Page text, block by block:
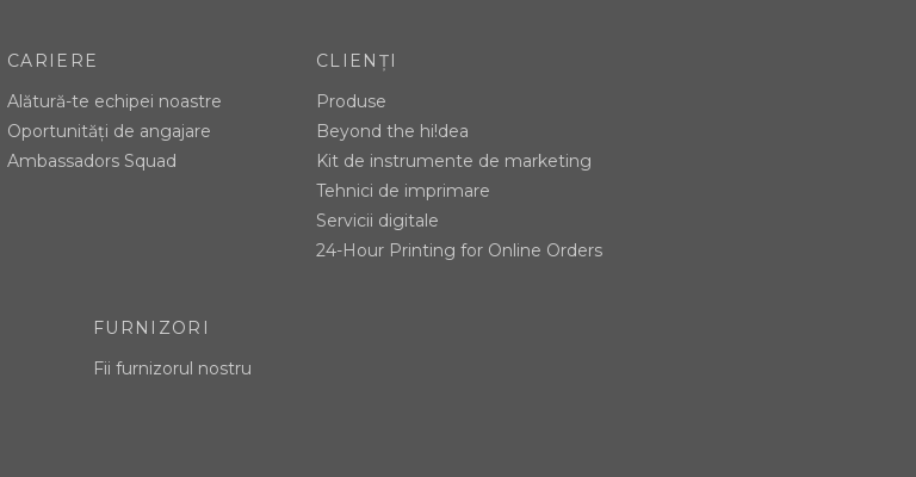
CARIERE
Alătură-te echipei noastre
Oportunități de angajare
Ambassadors Squad
CLIENȚI
Produse
Beyond the hi!dea
Kit de instrumente de marketing
Tehnici de imprimare
Servicii digitale
24-Hour Printing for Online Orders
FURNIZORI
Fii furnizorul nostru